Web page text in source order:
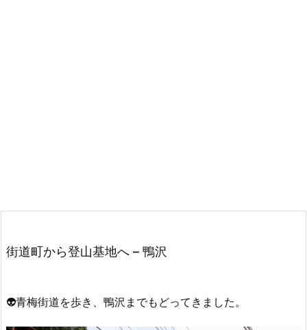
街道町から登山基地へ – 鴨沢
👽青梅街道を歩き、鴨沢までもどってきました。